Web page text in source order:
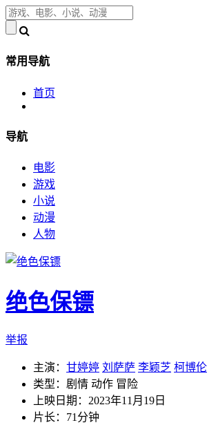
常用导航
首页
导航
电影
游戏
小说
动漫
人物
绝色保镖
举报
主演： 甘婷婷 刘萨萨 李颖芝 柯博伦
类型：剧情 动作 冒险
上映日期：2023年11月19日
片长：71分钟